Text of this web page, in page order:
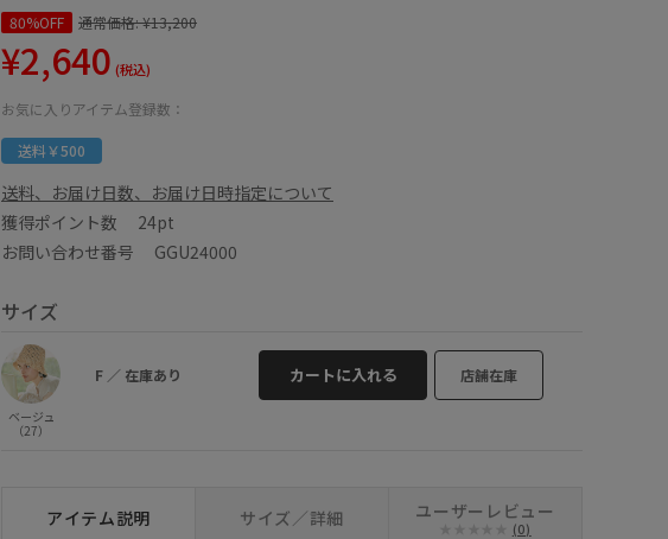
80%OFF 通常価格:¥13,200
¥2,640 (税込)
お気に入りアイテム登録数：
送料￥500
送料、お届け日数、お届け日時指定について
獲得ポイント数 24pt
お問い合わせ番号 GGU24000
サイズ
ベージュ
（27）
F ／ 在庫あり カートに入れる 店舗在庫
アイテム説明 サイズ／詳細 ユーザーレビュー
(0)